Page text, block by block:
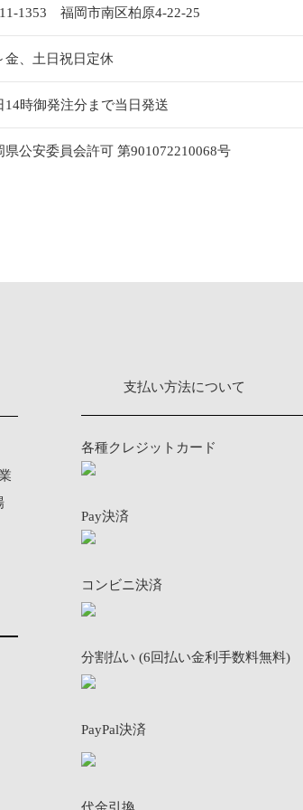
1353 福岡市南区柏原4-22-25
金、土日祝日定休
14時御発注分まで当日発送
県公安委員会許可 第901072210068号
支払い方法について
各種クレジットカード
Pay決済
コンビニ決済
分割払い (6回払い金利手数料無料)
PayPal決済